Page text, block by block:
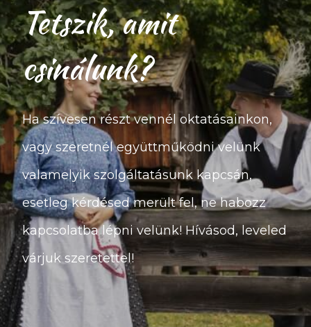
Tetszik, amit
csinálunk?
Ha szívesen részt vennél oktatásainkon,
vagy szeretnél együttműködni velünk
valamelyik szolgáltatásunk kapcsán,
esetleg kérdésed merült fel, ne habozz
kapcsolatba lépni velünk! Hívásod, leveled
várjuk szeretettel!